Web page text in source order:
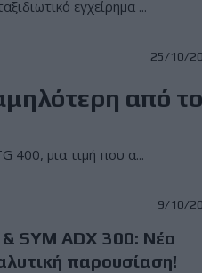
εγχείρημα ...
25/10/
από το
400, μια τιμή που α...
9/10/
SYM ADX 300: Νέο
παρουσίαση!